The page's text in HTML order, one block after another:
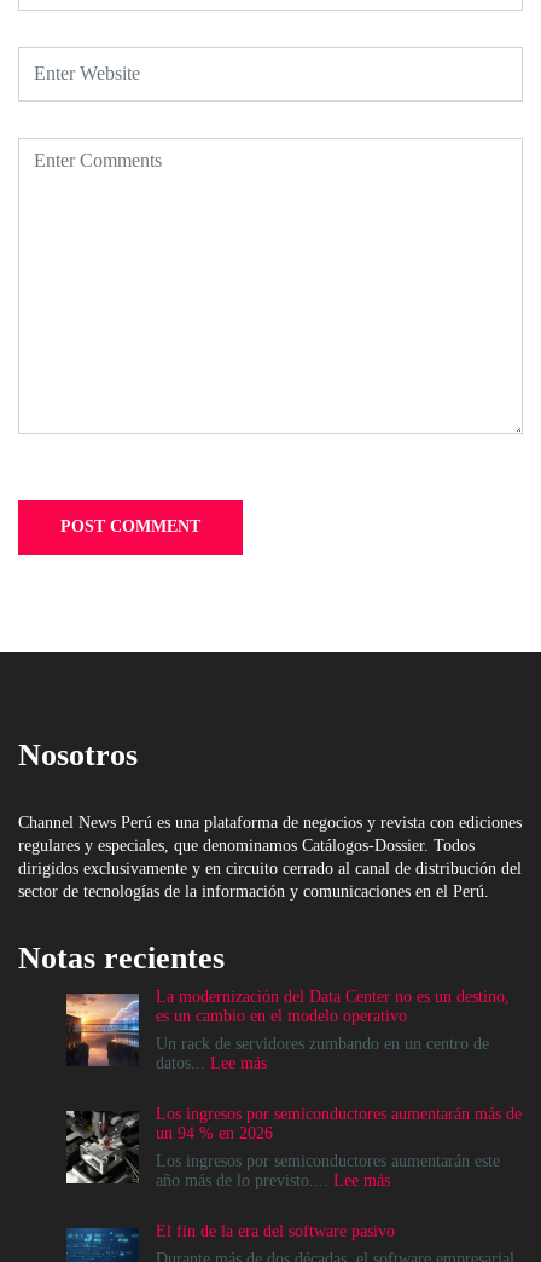
Nosotros
Channel News Perú es una plataforma de negocios y revista con ediciones
regulares y especiales, que denominamos Catálogos-Dossier. Todos
dirigidos exclusivamente y en circuito cerrado al canal de distribución del
sector de tecnologías de la información y comunicaciones en el Perú.
Notas recientes
La modernización del Data Center no es un destino,
es un cambio en el modelo operativo
Un rack de servidores zumbando en un centro de
datos... Lee más:
del
Data
Center
no
destino,
es
Los ingresos por semiconductores aumentarán más de
un 94 % en 2026
Los ingresos por semiconductores aumentarán este
año más de lo previsto.... Lee más:
por
semiconductores
El fin de la era del software pasivo